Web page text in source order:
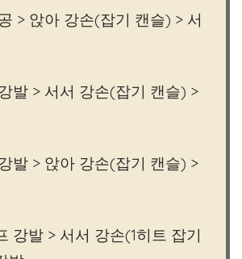
> 앉아 강손(잡기 캔슬) > 서
발 > 서서 강손(잡기 캔슬) >
발 > 앉아 강손(잡기 캔슬) >
강발 > 서서 강손(1히트 잡기